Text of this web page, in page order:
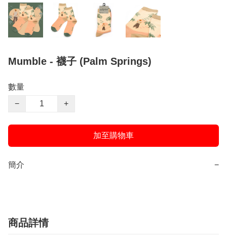
Mumble - 襪子 (Palm Springs)
數量
−
+
加至購物車
簡介 −
商品詳情